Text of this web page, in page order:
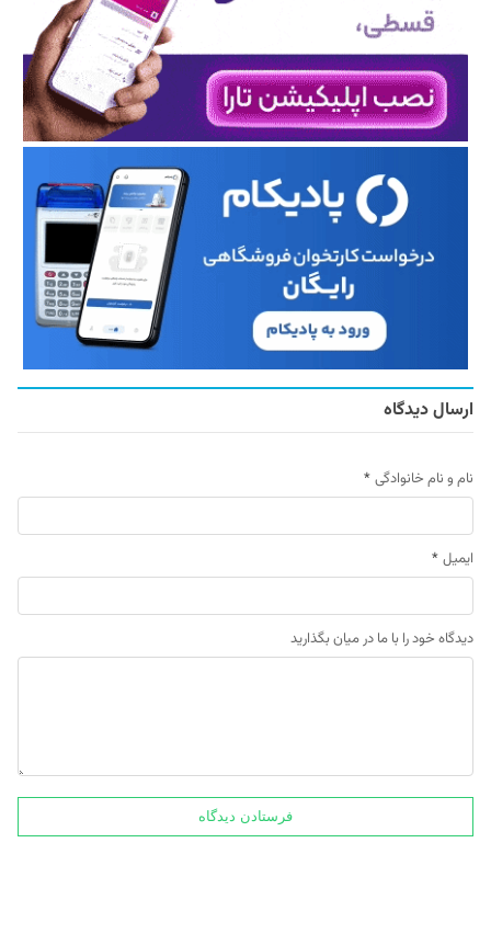
ارسال دیدگاه
نام و نام خانوادگی *
ایمیل *
دیدگاه خود را با ما در میان بگذارید